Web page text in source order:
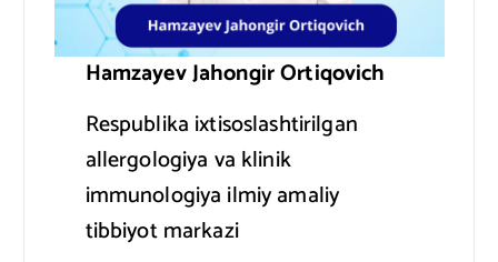
Hamzayev Jahongir Ortiqovich
Respublika ixtisoslashtirilgan
allergologiya va klinik
immunologiya ilmiy amaliy
tibbiyot markazi